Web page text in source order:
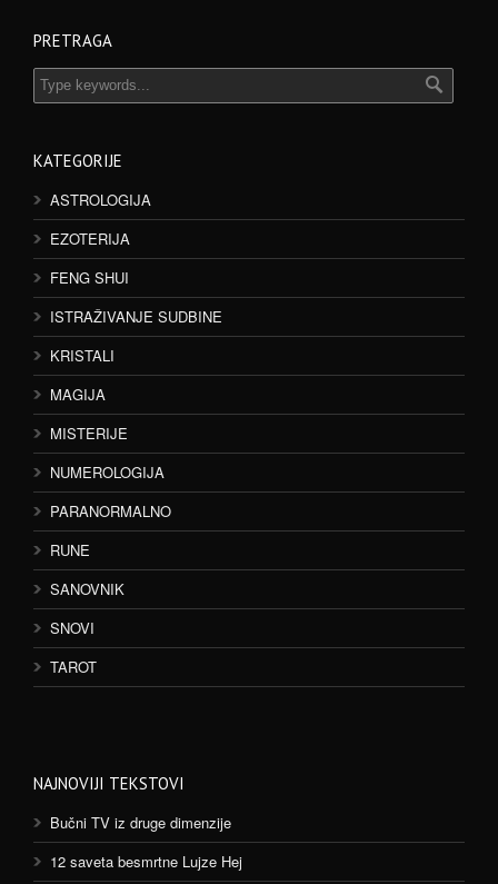
PRETRAGA
KATEGORIJE
ASTROLOGIJA
EZOTERIJA
FENG SHUI
ISTRAŽIVANJE SUDBINE
KRISTALI
MAGIJA
MISTERIJE
NUMEROLOGIJA
PARANORMALNO
RUNE
SANOVNIK
SNOVI
TAROT
NAJNOVIJI TEKSTOVI
Bučni TV iz druge dimenzije
12 saveta besmrtne Lujze Hej